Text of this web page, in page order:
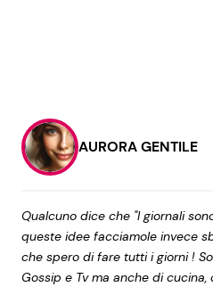
AURORA GENTILE
Qualcuno dice che "I giornali
queste idee facciamole invece
che spero di fare tutti i giorni !
Gossip e Tv ma anche di cucina,